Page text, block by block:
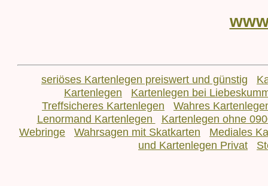
seriöses Kartenlegen preiswert und günstig
Kartenlegen
Kartenlegen bei
Treffsicheres Kartenlegen
Wahres
Lenormand Kartenlegen
Kartenlegen ohne
Webringe
Wahrsagen mit Skatkarten
Mediales
und Kartenlegen Privat